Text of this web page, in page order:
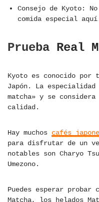
Consejo de Kyoto:
comida especial
Prueba Real
Kyoto es conocido por
Japón. La
matcha» y se
calidad.
Hay muchos cafés
para disfrutar de un
notables son Charyo
Umezono.
Puedes esperar probar
Matcha, los helados